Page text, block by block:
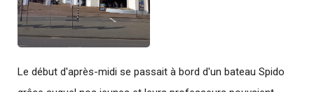
Le début d'après-midi se passait à bord d'un bateau Spido